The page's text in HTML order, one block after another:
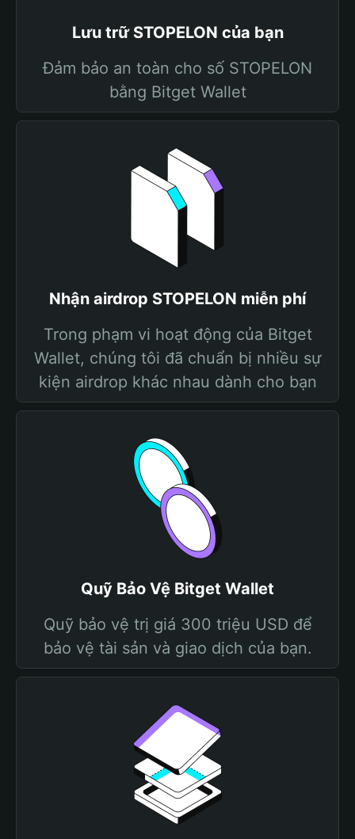
Lưu trữ STOPELON của bạn
Đảm bảo an toàn cho số STOPELON
bằng Bitget Wallet
Nhận airdrop STOPELON miễn phí
Trong phạm vi hoạt động của Bitget
Wallet, chúng tôi đã chuẩn bị nhiều sự
kiện airdrop khác nhau dành cho bạn
Quỹ Bảo Vệ Bitget Wallet
Quỹ bảo vệ trị giá 300 triệu USD để
bảo vệ tài sản và giao dịch của bạn.